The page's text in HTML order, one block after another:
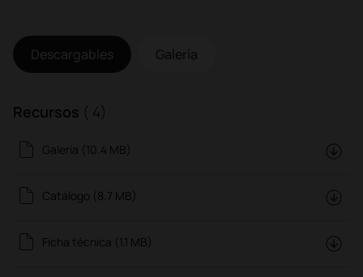
Descargables Galería
Recursos ( 4)
Galería (10.4 MB)
Catálogo (8.7 MB)
Ficha técnica (1.1 MB)